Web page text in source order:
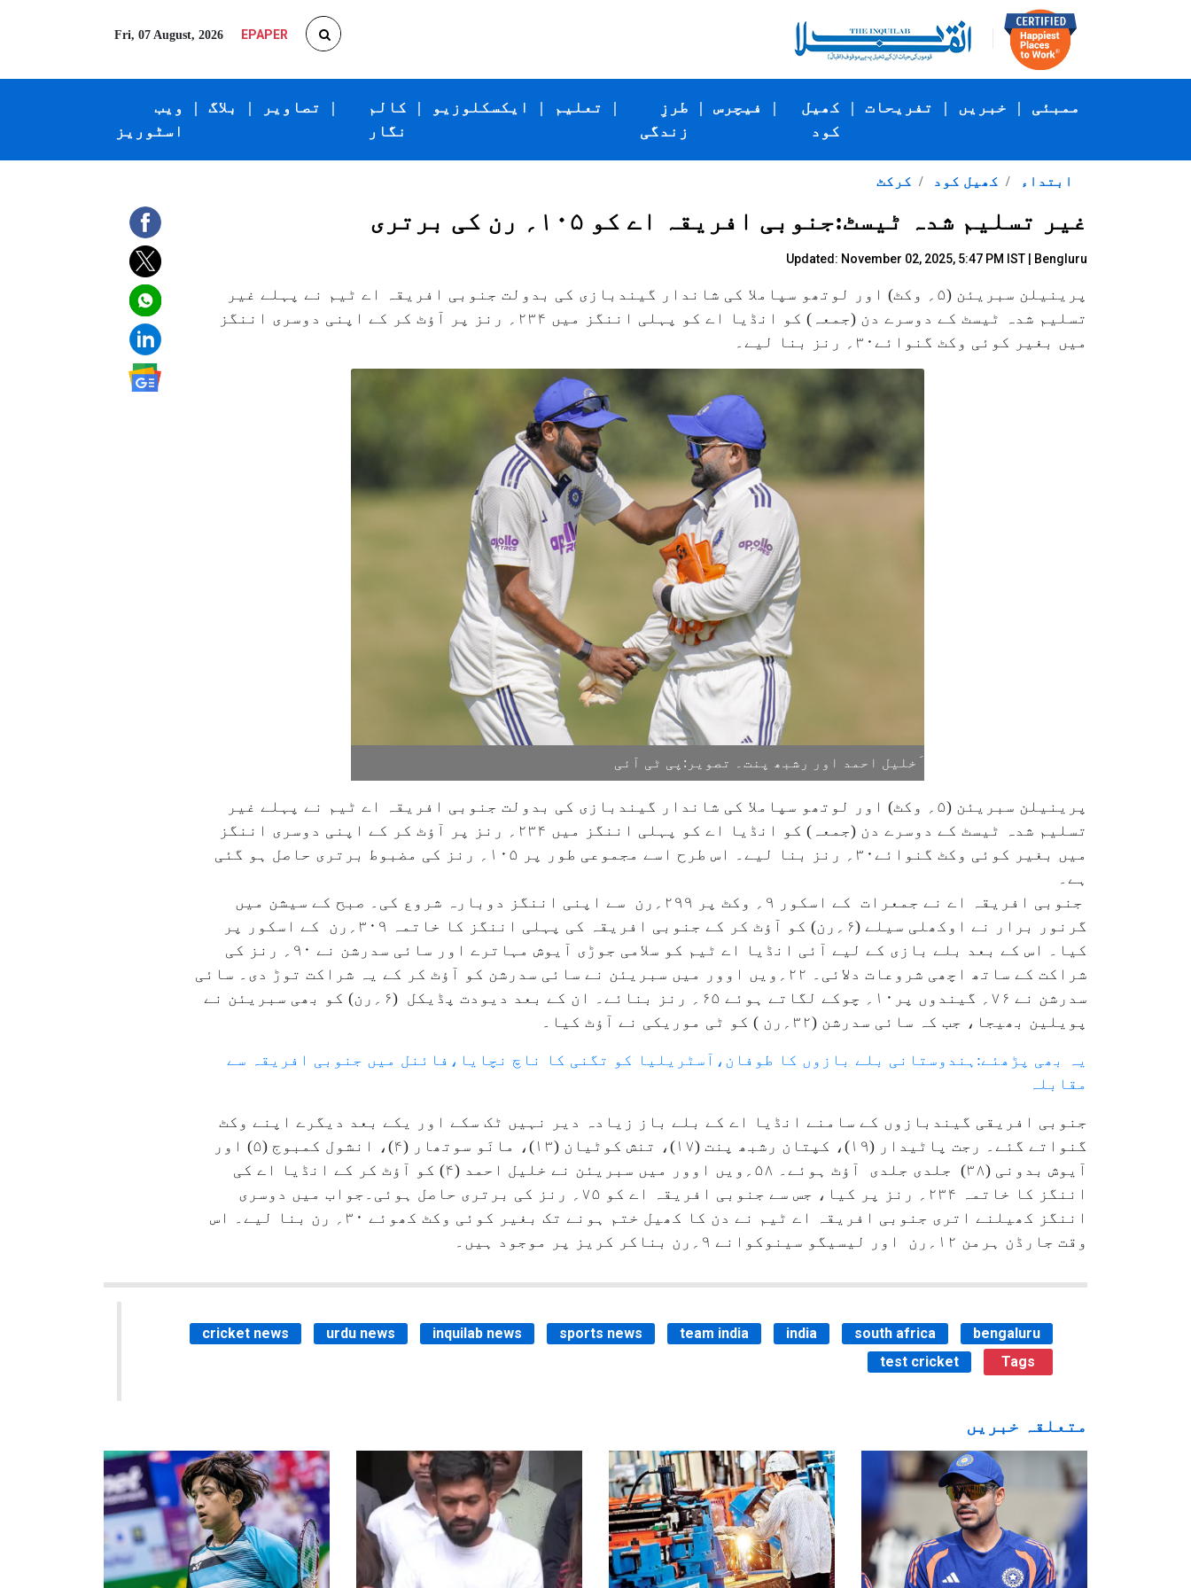
Fri, 07 August, 2026 EPAPER
ویب
اسٹوریز
| بلاگ | تصاویر |
کالم
نگار
| ایکسکلوزیو | تعلیم |
طرزِ
زندگی
| فیچرس |
کھیل
کود
| تفریحات | خبریں | ممبئی
کرکٹ کھیل کود ابتداء
غیر تسلیم شدہ ٹیسٹ:جنوبی افریقہ اے کو ۱۰۵؍ رن کی برتری
Updated: November 02, 2025, 5:47 PM IST | Bengluru
پرینیلن سبریئن (۵؍ وکٹ) اور لوتھو سپاملا کی شاندار گیندبازی کی بدولت جنوبی افریقہ اے ٹیم نے پہلے غیر
تسلیم شدہ ٹیسٹ کے دوسرے دن (جمعہ) کو انڈیا اے کو پہلی اننگز میں ۲۳۴؍ رنز پر آؤٹ کر کے اپنی دوسری اننگز
میں بغیر کوئی وکٹ گنوائے۳۰؍ رنز بنا لیے۔
َخلیل احمد اور رشبھ پنت۔ تصویر:پی ٹی آئی
پرینیلن سبریئن (۵؍ وکٹ) اور لوتھو سپاملا کی شاندار گیندبازی کی بدولت جنوبی افریقہ اے ٹیم نے پہلے غیر
تسلیم شدہ ٹیسٹ کے دوسرے دن (جمعہ) کو انڈیا اے کو پہلی اننگز میں ۲۳۴؍ رنز پر آؤٹ کر کے اپنی دوسری اننگز
میں بغیر کوئی وکٹ گنوائے۳۰؍ رنز بنا لیے۔ اس طرح اسے مجموعی طور پر ۱۰۵؍ رنز کی مضبوط برتری حاصل ہو گئی
ہے۔
جنوبی افریقہ اے نے جمعرات کے اسکور ۹؍ وکٹ پر ۲۹۹؍رن سے اپنی اننگز دوبارہ شروع کی۔ صبح کے سیشن میں
گرنور برار نے اوکھلی سیلے (۶؍رن) کو آؤٹ کر کے جنوبی افریقہ کی پہلی اننگز کا خاتمہ ۳۰۹؍رن کے اسکور پر
کیا۔ اس کے بعد بلے بازی کے لیے آئی انڈیا اے ٹیم کو سلامی جوڑی آیوش مہاترے اور سائی سدرشن نے ۹۰؍ رنز کی
شراکت کے ساتھ اچھی شروعات دلائی۔ ۲۲؍ویں اوور میں سبریئن نے سائی سدرشن کو آؤٹ کر کے یہ شراکت توڑ دی۔ سائی
سدرشن نے ۷۶؍ گیندوں پر۱۰؍ چوکے لگاتے ہوئے ۶۵؍ رنز بنائے۔ ان کے بعد دیودت پڈیکل (۶؍رن) کو بھی سبریئن نے
پویلین بھیجا، جب کہ سائی سدرشن (۳۲؍رن ) کو ٹی موریکی نے آؤٹ کیا۔
یہ بھی پڑھئے:ہندوستانی بلے بازوں کا طوفان،آسٹریلیا کو تگنی کا ناچ نچایا،فائنل میں جنوبی افریقہ سے
مقابلہ
جنوبی افریقی گیندبازوں کے سامنے انڈیا اے کے بلے باز زیادہ دیر نہیں ٹک سکے اور یکے بعد دیگرے اپنے وکٹ
گنواتے گئے۔ رجت پاٹیدار (۱۹)، کپتان رشبھ پنت (۱۷)، تنش کوٹیان (۱۳)، مانَو سوتھار (۴)، انشول کمبوج (۵) اور
آیوش بدونی (۳۸) جلدی جلدی آؤٹ ہوئے۔ ۵۸؍ویں اوور میں سبریئن نے خلیل احمد (۴) کو آؤٹ کر کے انڈیا اے کی
اننگز کا خاتمہ ۲۳۴؍ رنز پر کیا، جس سے جنوبی افریقہ اے کو ۷۵؍ رنز کی برتری حاصل ہوئی۔جواب میں دوسری
اننگز کھیلنے اتری جنوبی افریقہ اے ٹیم نے دن کا کھیل ختم ہونے تک بغیر کوئی وکٹ کھوئے ۳۰؍ رن بنا لیے۔ اس
وقت جارڈن ہرمن ۱۲؍رن اور لیسیگو سینوکوانے ۹؍رن بناکر کریز پر موجود ہیں۔
cricket news urdu news inquilab news sports news team india india south africa
bengaluru
test cricket
Tags
متعلقہ خبریں